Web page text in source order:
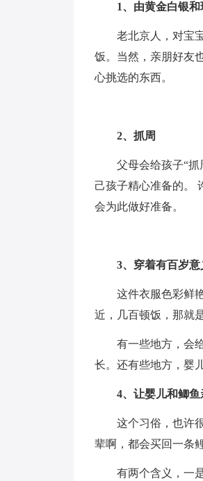
1、由黄金白银
老北京人，对宝
饭。当然，亲朋好友
心挑选的东西。
2、抓周
父母会给孩子“
己孩子精心准备的。
会为此做好准备。
3、穿着有百岁意
这件衣服色彩鲜
近，几百顿饭，那就
有一些地方，会
长。还有些地方，婴
4、让婴儿和鲫鱼
这个习俗，也许
辈啊，都会买回一条
有两个含义，一